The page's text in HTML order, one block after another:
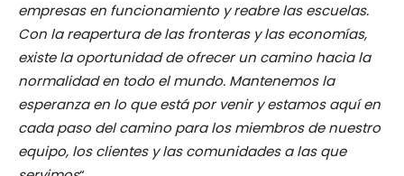
empresas en funcionamiento y reabre las escuelas.
Con la reapertura de las fronteras y las economías,
existe la oportunidad de ofrecer un camino hacia la
normalidad en todo el mundo. Mantenemos la
esperanza en lo que está por venir y estamos aquí en
cada paso del camino para los miembros de nuestro
equipo, los clientes y las comunidades a las que